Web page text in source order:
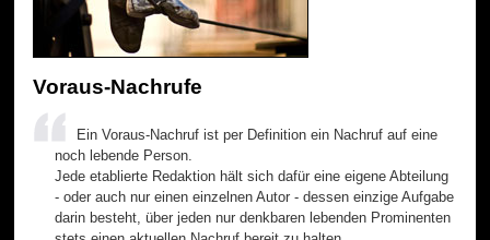
Voraus-Nachrufe
Ein Voraus-Nachruf ist per Definition ein Nachruf auf eine
noch lebende Person.
Jede etablierte Redaktion hält sich dafür eine eigene Abteilung
- oder auch nur einen einzelnen Autor - dessen einzige Aufgabe
darin besteht, über jeden nur denkbaren lebenden Prominenten